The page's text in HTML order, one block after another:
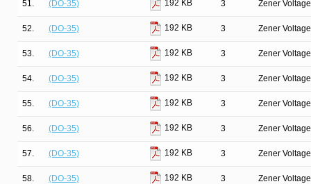
51. (DO-35) 192 KB 3 Zener
52. (DO-35) 192 KB 3 Zener
53. (DO-35) 192 KB 3 Zener
54. (DO-35) 192 KB 3 Zener
55. (DO-35) 192 KB 3 Zener
56. (DO-35) 192 KB 3 Zener
57. (DO-35) 192 KB 3 Zener
58. (DO-35) 192 KB 3 Zener